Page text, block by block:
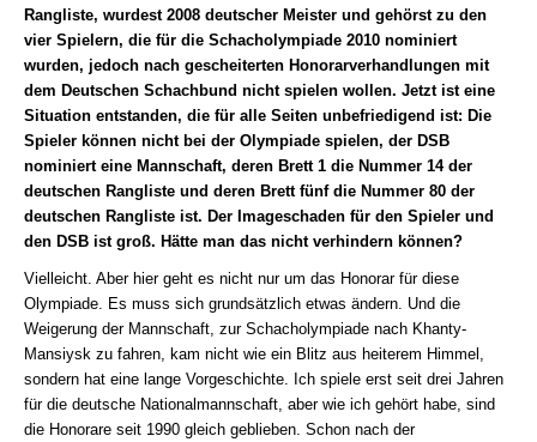
Rangliste, wurdest 2008 deutscher Meister und gehörst zu den
vier Spielern, die für die Schacholympiade 2010 nominiert
wurden, jedoch nach gescheiterten Honorarverhandlungen mit
dem Deutschen Schachbund nicht spielen wollen. Jetzt ist eine
Situation entstanden, die für alle Seiten unbefriedigend ist: Die
Spieler können nicht bei der Olympiade spielen, der DSB
nominiert eine Mannschaft, deren Brett 1 die Nummer 14 der
deutschen Rangliste und deren Brett fünf die Nummer 80 der
deutschen Rangliste ist. Der Imageschaden für den Spieler und
den DSB ist groß. Hätte man das nicht verhindern können?
Vielleicht. Aber hier geht es nicht nur um das Honorar für diese
Olympiade. Es muss sich grundsätzlich etwas ändern. Und die
Weigerung der Mannschaft, zur Schacholympiade nach Khanty-
Mansiysk zu fahren, kam nicht wie ein Blitz aus heiterem Himmel,
sondern hat eine lange Vorgeschichte. Ich spiele erst seit drei Jahren
für die deutsche Nationalmannschaft, aber wie ich gehört habe, sind
die Honorare seit 1990 gleich geblieben. Schon nach der